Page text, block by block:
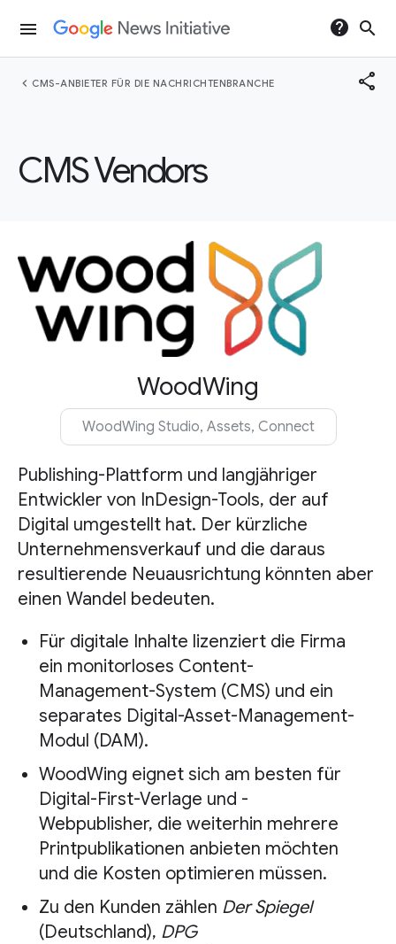
menu help search
chevron_left CMS-ANBIETER FÜR DIE NACHRICHTENBRANCHE share
CMS Vendors
WoodWing
WoodWing Studio, Assets, Connect
Publishing-Plattform und langjähriger
Entwickler von InDesign-Tools, der auf
Digital umgestellt hat. Der kürzliche
Unternehmensverkauf und die daraus
resultierende Neuausrichtung könnten aber
einen Wandel bedeuten.
Für digitale Inhalte lizenziert die Firma
ein monitorloses Content-
Management-System (CMS) und ein
separates Digital-Asset-Management-
Modul (DAM).
WoodWing eignet sich am besten für
Digital-First-Verlage und -
Webpublisher, die weiterhin mehrere
Printpublikationen anbieten möchten
und die Kosten optimieren müssen.
Zu den Kunden zählen Der Spiegel
(Deutschland), DPG